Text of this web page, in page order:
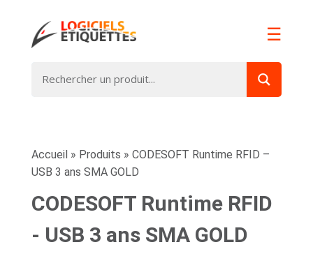
☰
Accueil » Produits » CODESOFT Runtime RFID –
USB 3 ans SMA GOLD
CODESOFT Runtime RFID
- USB 3 ans SMA GOLD